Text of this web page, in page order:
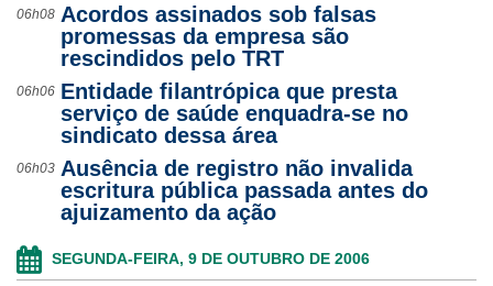
06h08 Acordos assinados sob falsas
promessas da empresa são
rescindidos pelo TRT
06h06 Entidade filantrópica que presta
serviço de saúde enquadra-se no
sindicato dessa área
06h03 Ausência de registro não invalida
escritura pública passada antes do
ajuizamento da ação
SEGUNDA-FEIRA, 9 DE OUTUBRO DE 2006